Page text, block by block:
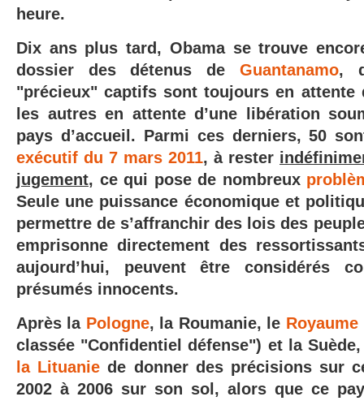
heure.
Dix ans plus tard, Obama se trouve
dossier des détenus de Guantanamo,
"précieux" captifs sont toujours en attente
les autres en attente d’une libération
pays d’accueil. Parmi ces derniers, 50
exécutif du 7 mars 2011, à rester
jugement, ce qui pose de nombreux
Seule une puissance économique et
permettre de s’affranchir des lois des
emprisonne directement des
aujourd’hui, peuvent être considérés
présumés innocents.
Après la Pologne, la Roumanie, le Royaume
classée "Confidentiel défense") et la
la Lituanie de donner des précisions sur
2002 à 2006 sur son sol, alors que ce